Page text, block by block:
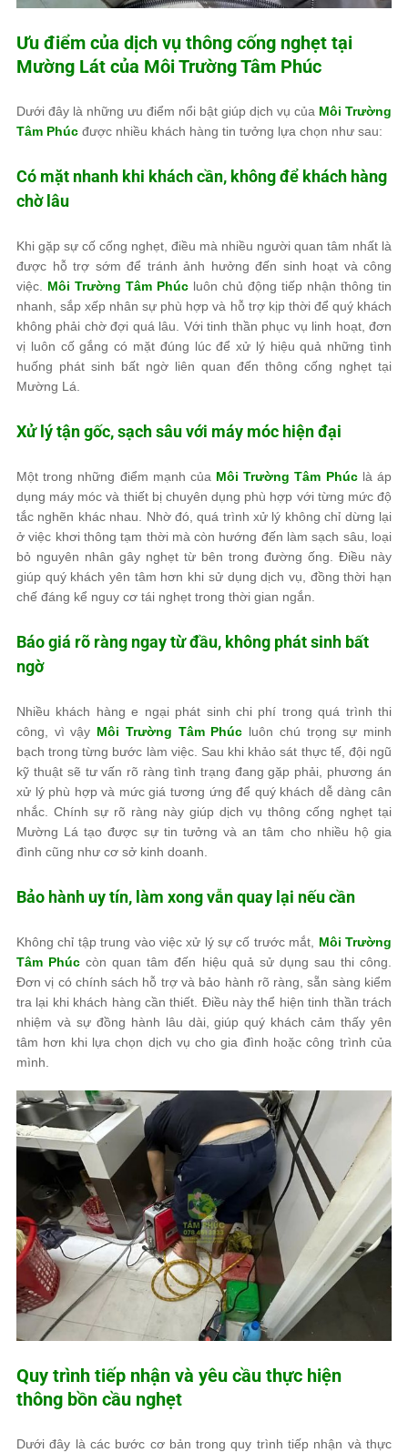
Ưu điểm của dịch vụ thông cống nghẹt tại
Mường Lát của Môi Trường Tâm Phúc
Dưới đây là những ưu điểm nổi bật giúp dịch vụ của Môi Trường
Tâm Phúc được nhiều khách hàng tin tưởng lựa chọn như sau:
Có mặt nhanh khi khách cần, không để khách hàng
chờ lâu
Khi gặp sự cố cống nghẹt, điều mà nhiều người quan tâm nhất là
được hỗ trợ sớm để tránh ảnh hưởng đến sinh hoạt và công
việc. Môi Trường Tâm Phúc luôn chủ động tiếp nhận thông tin
nhanh, sắp xếp nhân sự phù hợp và hỗ trợ kịp thời để quý khách
không phải chờ đợi quá lâu. Với tinh thần phục vụ linh hoạt, đơn
vị luôn cố gắng có mặt đúng lúc để xử lý hiệu quả những tình
huống phát sinh bất ngờ liên quan đến thông cống nghẹt tại
Mường Lá.
Xử lý tận gốc, sạch sâu với máy móc hiện đại
Một trong những điểm mạnh của Môi Trường Tâm Phúclà áp
dụng máy móc và thiết bị chuyên dụng phù hợp với từng mức độ
tắc nghẽn khác nhau. Nhờ đó, quá trình xử lý không chỉ dừng lại
ở việc khơi thông tạm thời mà còn hướng đến làm sạch sâu, loại
bỏ nguyên nhân gây nghẹt từ bên trong đường ống. Điều này
giúp quý khách yên tâm hơn khi sử dụng dịch vụ, đồng thời hạn
chế đáng kể nguy cơ tái nghẹt trong thời gian ngắn.
Báo giá rõ ràng ngay từ đầu, không phát sinh bất
ngờ
Nhiều khách hàng e ngại phát sinh chi phí trong quá trình thi
công, vì vậy Môi Trường Tâm Phúc luôn chú trọng sự minh
bạch trong từng bước làm việc. Sau khi khảo sát thực tế, đội ngũ
kỹ thuật sẽ tư vấn rõ ràng tình trạng đang gặp phải, phương án
xử lý phù hợp và mức giá tương ứng để quý khách dễ dàng cân
nhắc. Chính sự rõ ràng này giúp dịch vụ thông cống nghẹt tại
Mường Lá tạo được sự tin tưởng và an tâm cho nhiều hộ gia
đình cũng như cơ sở kinh doanh.
Bảo hành uy tín, làm xong vẫn quay lại nếu cần
Không chỉ tập trung vào việc xử lý sự cố trước mắt, Môi Trường
Tâm Phúc còn quan tâm đến hiệu quả sử dụng sau thi công.
Đơn vị có chính sách hỗ trợ và bảo hành rõ ràng, sẵn sàng kiểm
tra lại khi khách hàng cần thiết. Điều này thể hiện tinh thần trách
nhiệm và sự đồng hành lâu dài, giúp quý khách cảm thấy yên
tâm hơn khi lựa chọn dịch vụ cho gia đình hoặc công trình của
mình.
Quy trình tiếp nhận và yêu cầu thực hiện
thông bồn cầu nghẹt
Dưới đây là các bước cơ bản trong quy trình tiếp nhận và thực